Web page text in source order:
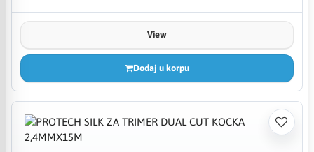
View
Dodaj u korpu